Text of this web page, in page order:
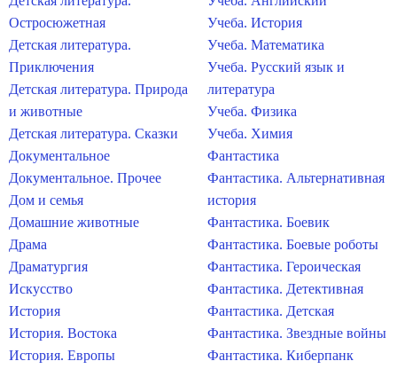
Остросюжетная
Детская литература.
Приключения
Детская литература. Природа
и животные
Детская литература. Сказки
Документальное
Документальное. Прочее
Дом и семья
Домашние животные
Драма
Драматургия
Искусство
История
История. Востока
История. Европы
Учеба. История
Учеба. Математика
Учеба. Русский язык и
литература
Учеба. Физика
Учеба. Химия
Фантастика
Фантастика. Альтернативная
история
Фантастика. Боевик
Фантастика. Боевые роботы
Фантастика. Героическая
Фантастика. Детективная
Фантастика. Детская
Фантастика. Звездные войны
Фантастика. Киберпанк